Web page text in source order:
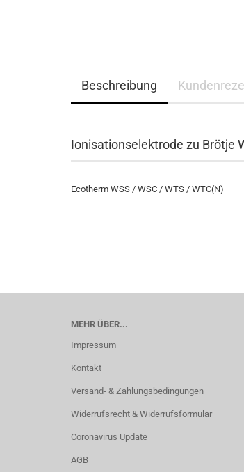
Beschreibung
Ionisationselektrode zu Brötje
Ecotherm WSS / WSC / WTS / WTC(N)
MEHR ÜBER...
Impressum
Kontakt
Versand- & Zahlungsbedingungen
Widerrufsrecht & Widerrufsformular
Coronavirus Update
AGB